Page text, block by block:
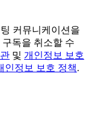
커뮤니케이션을
독을 취소할 수
및 개인정보 보호
인정보 보호 정책.